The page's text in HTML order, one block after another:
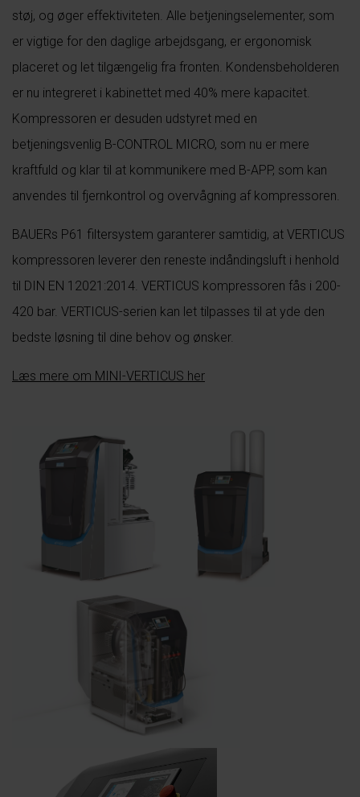
støj, og øger effektiviteten. Alle betjeningselementer, som
er vigtige for den daglige arbejdsgang, er ergonomisk
placeret og let tilgængelig fra fronten. Kondensbeholderen
er nu integreret i kabinettet med 40% mere kapacitet.
Kompressoren er desuden udstyret med en
betjeningsvenlig B-CONTROL MICRO, som nu er mere
kraftfuld og klar til at kommunikere med B-APP, som kan
anvendes til fjernkontrol og overvågning af kompressoren.
BAUERs P61 filtersystem garanterer samtidig, at VERTICUS
kompressoren leverer den reneste indåndingsluft i henhold
til DIN EN 12021:2014. VERTICUS kompressoren fås i 200-
420 bar. VERTICUS-serien kan let tilpasses til at yde den
bedste løsning til dine behov og ønsker.
Læs mere om MINI-VERTICUS her